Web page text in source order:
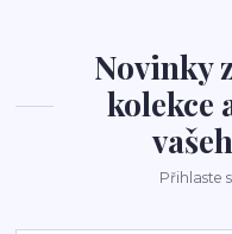
Novinky
kolekce
Přihlaste